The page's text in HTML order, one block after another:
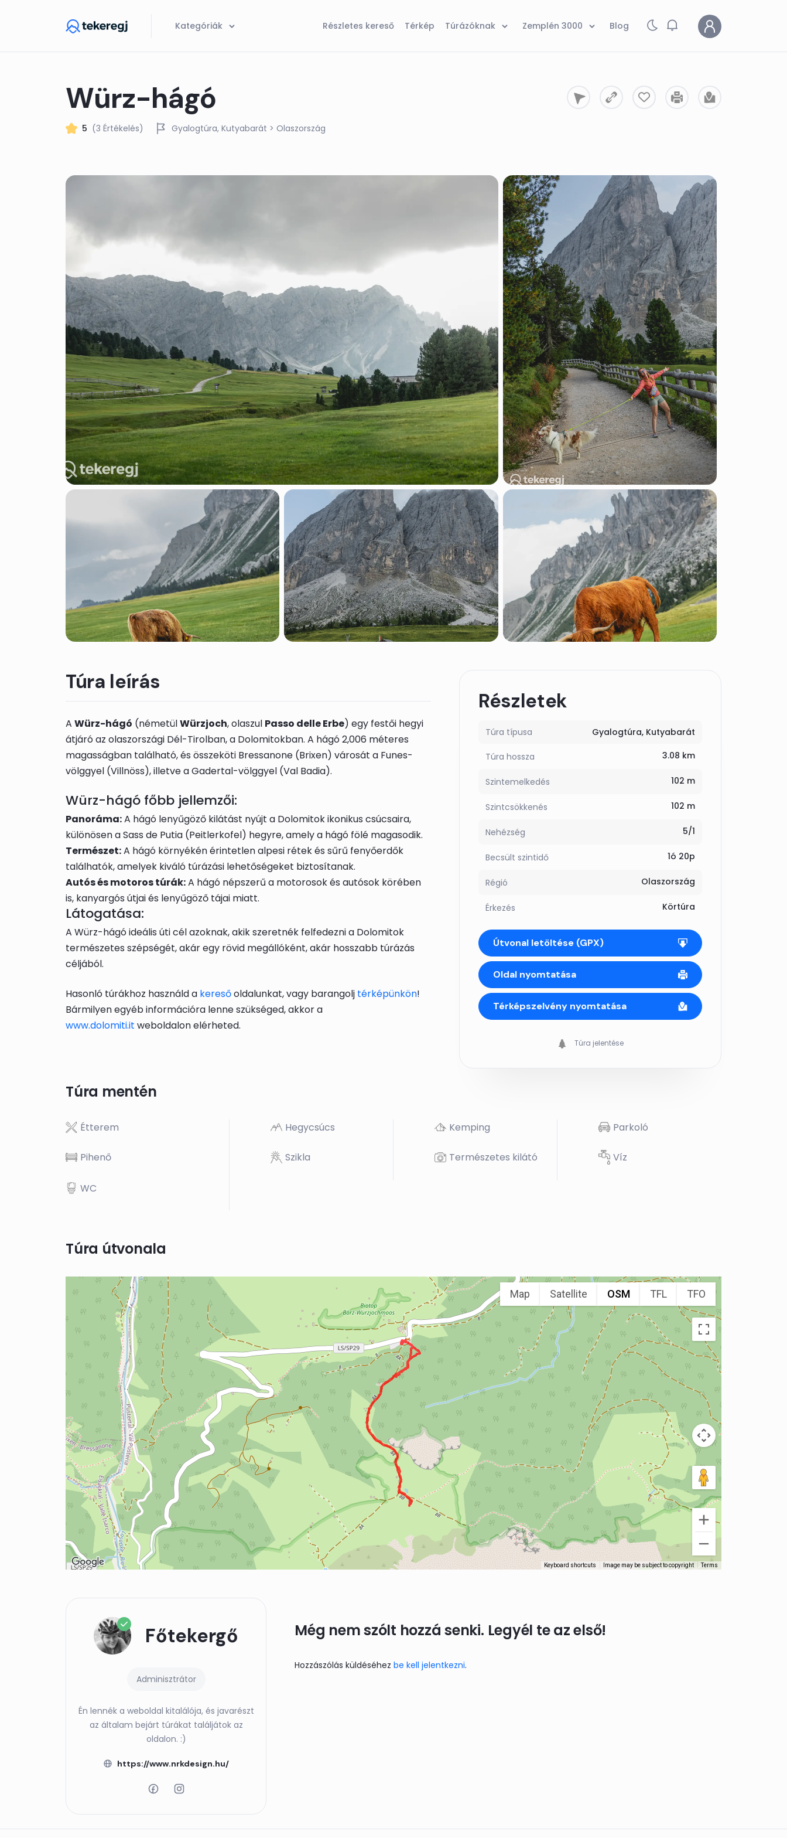
Kategóriák Részletes kereső Térkép Túrázóknak Zemplén 3000 Blog
Würz-hágó
5 (3 Értékelés) Gyalogtúra Kutyabarát > Olaszország
Részletek
Túra típusa Gyalogtúra Kutyabarát
Túra hossza 3.08 km
Szintemelkedés 102 m
Szintcsökkenés 102 m
Nehézség 5/1
Becsült szintidő 1ó 20p
Régió Olaszország
Érkezés Körtúra
Útvonal letöltése (GPX)
Oldal nyomtatása
Térképszelvény nyomtatása
Túra jelentése
Túra leírás
A Würz-hágó (németülWürzjoch, olaszul Passo delle Erbe) egy festői hegyi
átjáró az olaszországi Dél-Tirolban, a Dolomitokban. A hágó 2,006 méteres
magasságban található, és összeköti Bressanone (Brixen) városát a Funes-
völggyel (Villnöss), illetve a Gadertal-völggyel (Val Badia).
Würz-hágó főbb jellemzői:
Panoráma:A hágó lenyűgöző kilátást nyújt a Dolomitok ikonikus csúcsaira,
különösen a Sass de Putia (Peitlerkofel) hegyre, amely a hágó fölé magasodik.
Természet:A hágó környékén érintetlen alpesi rétek és sűrű fenyőerdők
találhatók, amelyek kiváló túrázási lehetőségeket biztosítanak.
Autós és motoros túrák:A hágó népszerű a motorosok és autósok körében
is, kanyargós útjai és lenyűgöző tájai miatt.
Látogatása:
A Würz-hágó ideális úti cél azoknak, akik szeretnék felfedezni a Dolomitok
természetes szépségét, akár egy rövid megállóként, akár hosszabb túrázás
céljából.
Hasonló túrákhoz használd a keresőoldalunkat, vagy barangolj térképünkön!
Bármilyen egyéb információra lenne szükséged, akkor a
www.dolomiti.it weboldalon elérheted.
Túra mentén
Étterem Hegycsúcs Kemping Parkoló
Pihenő Szikla Természetes kilátó Víz
WC
Túra útvonala
Map Satellite OSM TFL TFO
Keyboard shortcuts Image may be subject to copyright Terms
Főtekergő
Adminisztrátor
Én lennék a weboldal kitalálója, és javarészt
az általam bejárt túrákat találjátok az
oldalon. :)
https://www.nrkdesign.hu/
Még nem szólt hozzá senki. Legyél te az első!
Hozzászólás küldéséhez be kell jelentkezni.